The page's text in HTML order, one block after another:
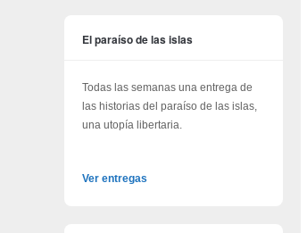
El paraíso de las islas
Todas las semanas una entrega de
las historias del paraíso de las islas,
una utopía libertaria.
Ver entregas